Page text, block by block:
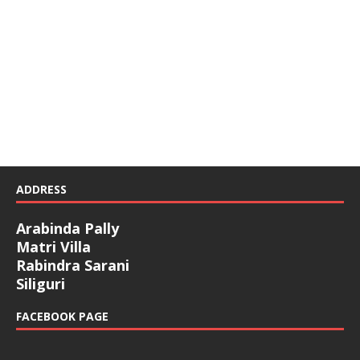
ADDRESS
Arabinda Pally
Matri Villa
Rabindra Sarani
Siliguri
FACEBOOK PAGE